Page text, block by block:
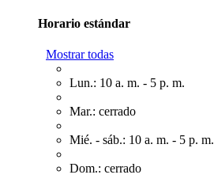
Horario estándar
Mostrar todas
Lun.: 10 a. m. - 5 p. m.
Mar.: cerrado
Mié. - sáb.: 10 a. m. - 5 p. m.
Dom.: cerrado